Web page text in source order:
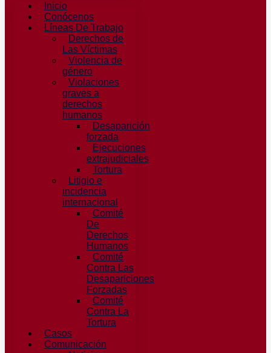
Inicio
Conócenos
Líneas De Trabajo
Derechos de
Las Víctimas
Violencia de
género
Violaciones
graves a
derechos
humanos
Desaparición
forzada​
Ejecuciones
extrajudiciales
Tortura
Litigio e
incidencia
internacional
Comité
De
Derechos
Humanos​
Comité
Contra Las
Desapariciones
Forzadas
Comité
Contra La
Tortura​
Casos
Comunicación